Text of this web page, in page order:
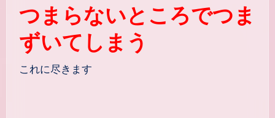
つまらないところでつま
ずいてしまう
これに尽きます